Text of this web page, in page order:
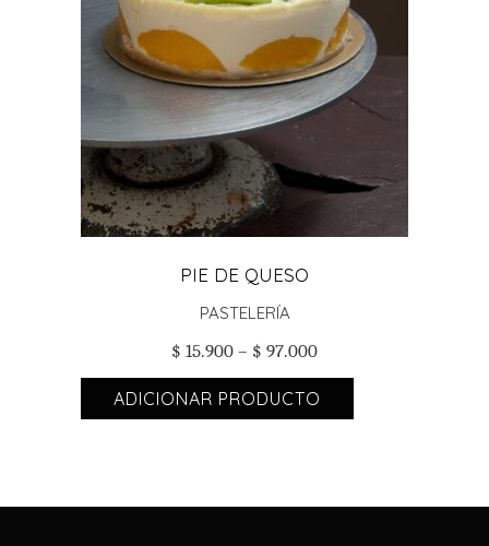
ADICIONAR PRODUCTO
PIE DE QUESO
PASTELERÍA
$ 15.900 – $ 97.000
ADICIONAR PRODUCTO